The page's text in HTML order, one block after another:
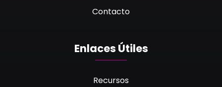
Contacto
Enlaces Útiles
Recursos